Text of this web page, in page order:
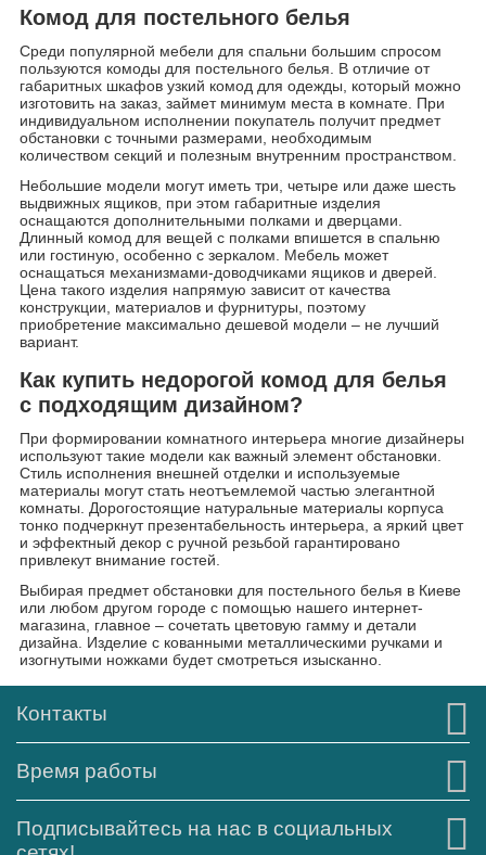
Комод для постельного белья
Среди популярной мебели для спальни большим спросом
пользуются комоды для постельного белья. В отличие от
габаритных шкафов узкий комод для одежды, который можно
изготовить на заказ, займет минимум места в комнате. При
индивидуальном исполнении покупатель получит предмет
обстановки с точными размерами, необходимым
количеством секций и полезным внутренним пространством.
Небольшие модели могут иметь три, четыре или даже шесть
выдвижных ящиков, при этом габаритные изделия
оснащаются дополнительными полками и дверцами.
Длинный комод для вещей с полками впишется в спальню
или гостиную, особенно с зеркалом. Мебель может
оснащаться механизмами-доводчиками ящиков и дверей.
Цена такого изделия напрямую зависит от качества
конструкции, материалов и фурнитуры, поэтому
приобретение максимально дешевой модели – не лучший
вариант.
Как купить недорогой комод для белья
с подходящим дизайном?
При формировании комнатного интерьера многие дизайнеры
используют такие модели как важный элемент обстановки.
Стиль исполнения внешней отделки и используемые
материалы могут стать неотъемлемой частью элегантной
комнаты. Дорогостоящие натуральные материалы корпуса
тонко подчеркнут презентабельность интерьера, а яркий цвет
и эффектный декор с ручной резьбой гарантировано
привлекут внимание гостей.
Выбирая предмет обстановки для постельного белья в Киеве
или любом другом городе с помощью нашего интернет-
магазина, главное – сочетать цветовую гамму и детали
дизайна. Изделие с кованными металлическими ручками и
изогнутыми ножками будет смотреться изысканно.
Контакты
Время работы
Подписывайтесь на нас в социальных